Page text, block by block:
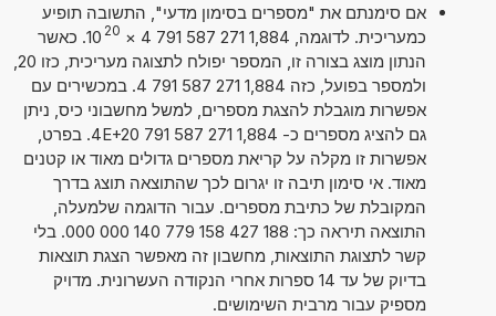
אם סימנתם את "מספרים בסימון מדעי", התשובה תופיע
כמעריכית. לדוגמה, 1,884 271 587 791 4
×
10 20
. כאשר
ולמספר בפועל, כזה 1,884 271 587 791 4. במכשירים עם
אפשרות מוגבלת להצגת מספרים, למשל מחשבוני כיס, ניתן
גם להציג מספרים כ- 1,884 271 587 791 4E+20. בפרט,
אפשרות זו מקלה על קריאת מספרים גדולים מאוד או קטנים
מאוד. אי סימון תיבה זו יגרום לכך שהתוצאה תוצג בדרך
המקובלת של כתיבת מספרים. עבור הדוגמה שלמעלה,
התוצאה תיראה כך: 188 427 158 779 140 000 000. בלי
קשר לתצוגת התוצאות, מחשבון זה מאפשר הצגת תוצאות
בדיוק של עד 14 ספרות אחרי הנקודה העשרונית. מדויק
מספיק עבור מרבית השימושים.